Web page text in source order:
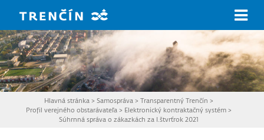
Hlavná stránka > Samospráva > Transparentný Trenčín >
Profil verejného obstarávateľa > Elektronický kontraktačný systém>
Súhrnná správa o zákazkách za I.štvrťrok 2021